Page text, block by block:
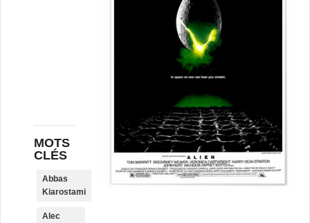
MOTS
CLÉS
Abbas
Kiarostami
Alec